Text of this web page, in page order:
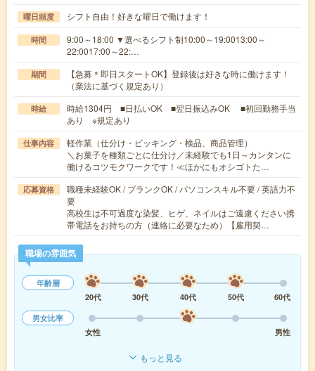
曜日頻度 シフト自由！好きな曜日で働けます！
時間
9:00～18:00 ▼選べるシフト制10:00～19:0013:00～
22:0017:00～22:…
期間
【急募＊即日スタートOK】登録後は好きな時に働けます！
（業法に基づく規定あり）
時給
時給1304円 ■日払いOK ■翌日振込みOK ■初回勤務手当
あり ※規定あり
仕事内容
軽作業（仕分け・ピッキング・検品、商品管理）
＼お菓子を種類ごとに仕分け／未経験でも1日～カンタンに
働けるコツモクワークです！≪ほかにもオシゴトた…
応募資格
職種未経験OK / ブランクOK / パソコンスキル不要 / 英語力不
要
高校生は不可過度な染髪、ヒゲ、ネイルはご遠慮ください携
帯電話をお持ちの方（連絡に必要なため）【雇用契…
職場の雰囲気
年齢層
20代
30代 40代 50代
60代
男女比率
女性
男性
もっと見る